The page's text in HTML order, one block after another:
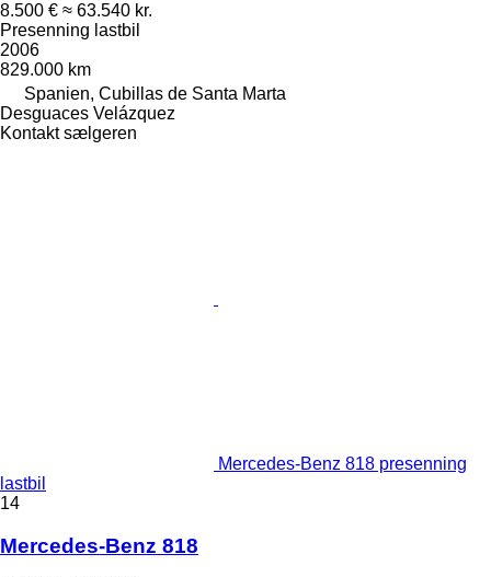
8.500 € ≈ 63.540 kr.
Presenning lastbil
2006
829.000 km
Spanien, Cubillas de Santa Marta
Desguaces Velázquez
Kontakt sælgeren
Mercedes-Benz 818 presenning
lastbil
14
Mercedes-Benz 818